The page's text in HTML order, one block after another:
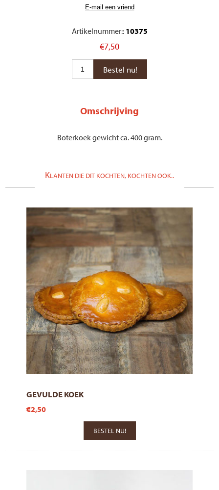
Artikelnummer:: 10375
€7,50
Omschrijving
Boterkoek gewicht ca. 400 gram.
KLANTEN DIE DIT KOCHTEN, KOCHTEN OOK..
GEVULDE KOEK
€2,50